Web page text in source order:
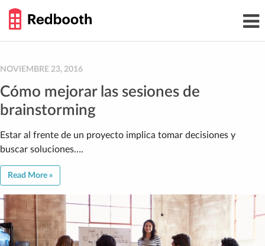
content
GUIDE
NOVIEMBRE 23, 2016
Cómo mejorar las sesiones de
brainstorming
Estar al frente de un proyecto implica tomar decisiones y
buscar soluciones….
Read More »